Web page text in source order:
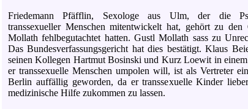
Friedemann Pfäfflin, Sexologe aus Ulm, der die
transsexueller Menschen mitentwickelt hat, gehört zu den
Mollath fehlbegutachtet hatten. Gustl Mollath sass zu
Das Bundesverfassungsgericht hat dies bestätigt. Klaus
seinen Kollegen Hartmut Bosinski und Kurz Loewit in
er transsexuelle Menschen umpolen will, ist als Vertreter
Berlin auffällig geworden, da er transsexuelle Kinder
medizinische Hilfe zukommen zu lassen.